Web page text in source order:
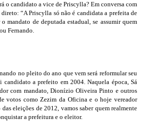
o candidato a vice de Priscylla? Em conversa com
“A Priscylla só não é candidata a prefeita de
mandato de deputada estadual, se assumir quem
Fernando.
no pleito do ano que vem será reformular seu
a prefeito em 2004. Naquela época, Sá
com mandato, Dionízio Oliveira Pinto e outros
votos como Zezim da Oficina e o hoje vereador
eleições de 2012, vamos saber quem realmente
a prefeitura e o eleitor.